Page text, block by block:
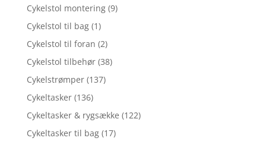
Cykelstol montering (9)
Cykelstol til bag (1)
Cykelstol til foran (2)
Cykelstol tilbehør (38)
Cykelstrømper (137)
Cykeltasker (136)
Cykeltasker & rygsække (122)
Cykeltasker til bag (17)